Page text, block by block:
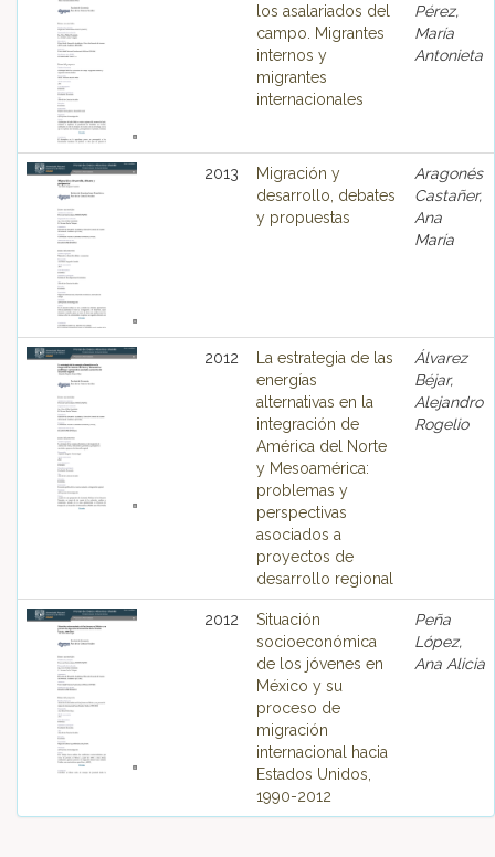
los asalariados del
campo. Migrantes
internos y
migrantes
internacionales
Pérez,
María
Antonieta
2013
Migración y
desarrollo, debates
y propuestas
Aragonés
Castañer,
Ana
María
2012
La estrategia de las
energías
alternativas en la
integración de
América del Norte
y Mesoamérica:
problemas y
perspectivas
asociados a
proyectos de
desarrollo regional
Álvarez
Béjar,
Alejandro
Rogelio
2012
Situación
socioeconómica
de los jóvenes en
México y su
proceso de
migración
internacional hacia
Estados Unidos,
1990-2012
Peña
López,
Ana Alicia